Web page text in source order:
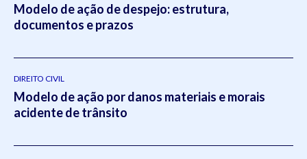
Modelo de ação de despejo: estrutura,
documentos e prazos
DIREITO CIVIL
Modelo de ação por danos materiais e morais
acidente de trânsito